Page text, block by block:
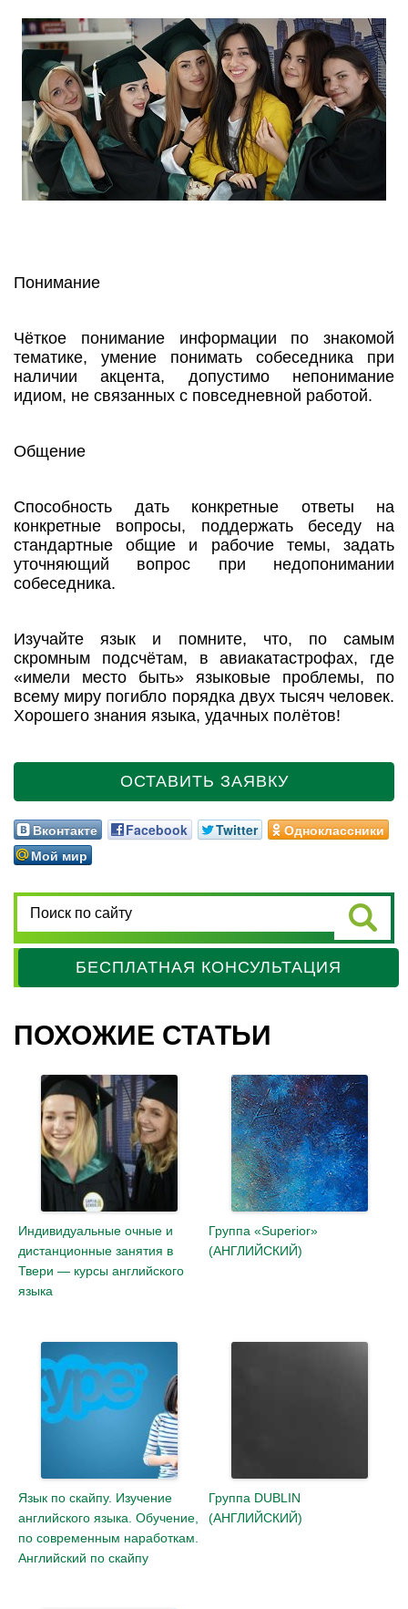
Понимание
Чёткое понимание информации по знакомой
тематике, умение понимать собеседника при
наличии акцента, допустимо непонимание
идиом, не связанных с повседневной работой.
Общение
Способность дать конкретные ответы на
конкретные вопросы, поддержать беседу на
стандартные общие и рабочие темы, задать
уточняющий вопрос при недопонимании
собеседника.
Изучайте язык и помните, что, по самым
скромным подсчётам, в авиакатастрофах, где
«имели место быть» языковые проблемы, по
всему миру погибло порядка двух тысяч человек.
Хорошего знания языка, удачных полётов!
ОСТАВИТЬ ЗАЯВКУ
Вконтакте Facebook Twitter
Одноклассники
Мой мир
БЕСПЛАТНАЯ КОНСУЛЬТАЦИЯ
ПОХОЖИЕ СТАТЬИ
Индивидуальные очные и
дистанционные занятия в
Твери — курсы английского
языка
Группа «Superior»
(АНГЛИЙСКИЙ)
Язык по скайпу. Изучение
английского языка. Обучение,
по современным наработкам.
Английский по скайпу
Группа DUBLIN
(АНГЛИЙСКИЙ)